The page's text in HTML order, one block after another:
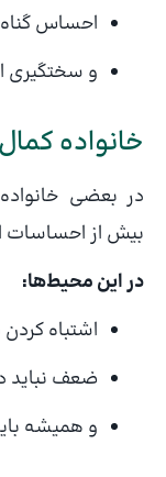
احساس
و سختگیری
خانواده
در بعضی
بیش از احساسات
در این محیط‌ها:
اشتباه
ضعف نباید
و همیشه